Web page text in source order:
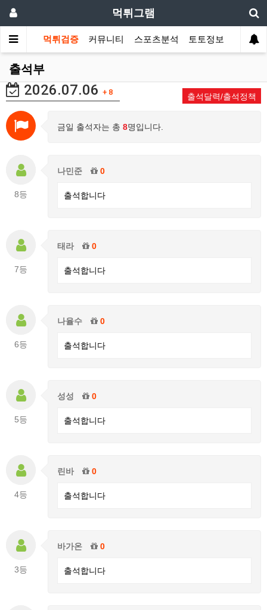
먹튀그램
먹튀검증 커뮤니티 스포츠분석 토토정보
출석부
2026.07.06 + 8 출석달력/출석정책
금일 출석자는 총 8명입니다.
8등
나민준 0
출석합니다
7등
태라 0
출석합니다
6등
나율수 0
출석합니다
5등
성성 0
출석합니다
4등
린바 0
출석합니다
3등
바가온 0
출석합니다